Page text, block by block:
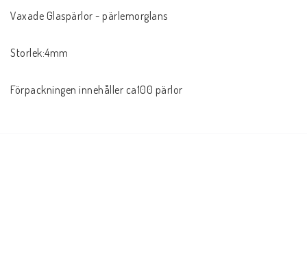
Vaxade Glaspärlor - pärlemorglans
Storlek:4mm
Förpackningen innehåller ca100 pärlor